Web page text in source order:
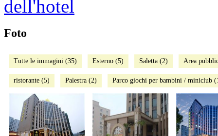
Foto
Tutte le immagini (35) Esterno (5) Saletta (2) Area
ristorante (5) Palestra (2) Parco giochi per bambini / miniclub